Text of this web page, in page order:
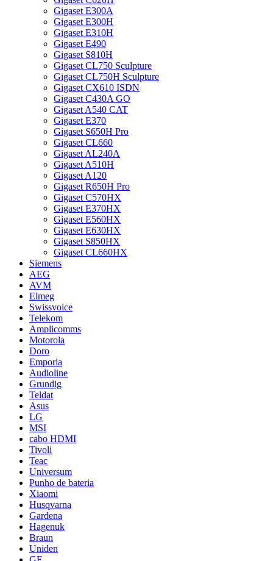
Gigaset E300A
Gigaset E300H
Gigaset E310H
Gigaset E490
Gigaset S810H
Gigaset CL750 Sculpture
Gigaset CL750H Sculpture
Gigaset CX610 ISDN
Gigaset C430A GO
Gigaset A540 CAT
Gigaset E370
Gigaset S650H Pro
Gigaset CL660
Gigaset AL240A
Gigaset A510H
Gigaset A120
Gigaset R650H Pro
Gigaset C570HX
Gigaset E370HX
Gigaset E560HX
Gigaset E630HX
Gigaset S850HX
Gigaset CL660HX
Siemens
AEG
AVM
Elmeg
Swissvoice
Telekom
Amplicomms
Motorola
Doro
Emporia
Audioline
Grundig
Teldat
Asus
LG
MSI
cabo HDMI
Tivoli
Teac
Universum
Punho de bateria
Xiaomi
Husqvarna
Gardena
Hagenuk
Braun
Uniden